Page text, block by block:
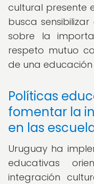
cultural presente
busca
sobre la
respeto mutuo
de una
Políticas
fomentar la
en las
Uruguay ha
educativas
integración